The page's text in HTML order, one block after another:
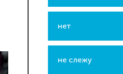
нет
не слежу